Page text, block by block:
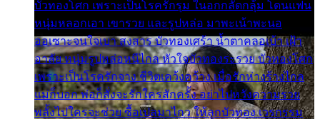
บัวทองโศก เพราะเป็นโรครักรุม ในอกกลัดกลุ้ม โดนแฟน
หนุ่มหลอกเอา เขารวย และรูปหล่อ มาพะเน้าพะนอ
ออเซาะจนใจเบา สงสาร บัวทองเศร้า น้ำตาคลอเบ้า เฝ้า
อาลัย หนุ่มรูปหล่อหนีไกล หัวใจบัวทองระรวย บัวทองโศก
เพราะเป็นโรครักจาง ชีวิตเคว้งคว้าง เมื่อรักห่างร้างไกล
แม่ก็บอก พ่อก็สั่งจะรักใครสักครั้ง อย่าไปหวังความรวย
พลั้งไปใครจะช่วย ซื้อเปลมาไกว ให้ลูกบัวทอง เวรกรรม